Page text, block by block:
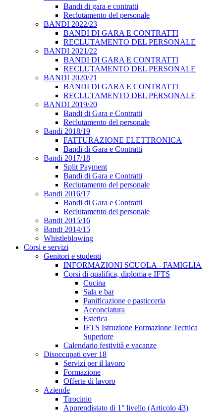
Bandi di gara e contratti
Reclutamento del personale
BANDI 2022/23
BANDI DI GARA E CONTRATTI
RECLUTAMENTO DEL PERSONALE
BANDI 2021/22
BANDI DI GARA E CONTRATTI
RECLUTAMENTO DEL PERSONALE
BANDI 2020/21
BANDI DI GARA E CONTRATTI
RECLUTAMENTO DEL PERSONALE
BANDI 2019/20
Bandi di Gara e Contratti
Reclutamento del personale
Bandi 2018/19
FATTURAZIONE ELETTRONICA
Bandi di Gara e Contratti
Bandi 2017/18
Split Payment
Bandi di Gara e Contratti
Reclutamento del personale
Bandi 2016/17
Bandi di Gara e Contratti
Reclutamento del personale
Bandi 2015/16
Bandi 2014/15
Whistleblowing
Corsi e servizi
Genitori e studenti
INFORMAZIONI SCUOLA - FAMIGLIA
Corsi di qualifica, diploma e IFTS
Cucina
Sala e bar
Panificazione e pasticceria
Acconciatura
Estetica
IFTS Istruzione Formazione Tecnica
Superiore
Calendario festività e vacanze
Disoccupati over 18
Servizi per il lavoro
Formazione
Offerte di lavoro
Aziende
Tirocinio
Apprendistato di 1° livello (Articolo 43)